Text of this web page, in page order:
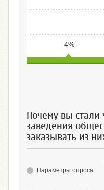
4%
Почему вы
заведения
заказывать из
Параметры опроса